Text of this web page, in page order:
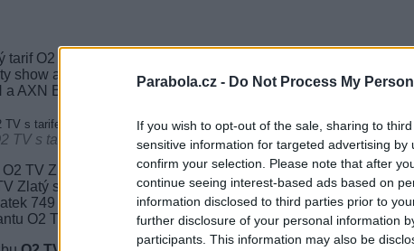
Parabola.cz - Do Not Process My
If you wish to opt-out of the sale, sharing to
sensitive information for targeted advertising
confirm your selection. Please note that after
continue seeing interest-based ads based on
information disclosed to third parties prior to
further disclosure of your personal information
participants. This information may also be
tarif O2 TV Zlatá Voyo nabídne přístup k obsahu O2 TV i k
show a původním projektům Voyo Originál a k tomu operátor
a AXN Black.
TV s tarifem Voyo (foto: O2 TV)
O2 TV Zlatá si budou moci klienti objednat za ceny, které byly
Zlatý s HBO Max, tedy samostatně za 799 Kč, v balíčku s
749 Kč a v rámci O2 Spolu s příplatkem 600 Kč měsíčně
O2 TV.